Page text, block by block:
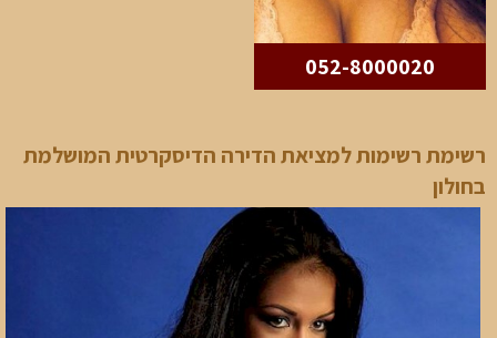
052-8000020
רשימת רשימות למציאת הדירה הדיסקרטית המושלמת
בחולון